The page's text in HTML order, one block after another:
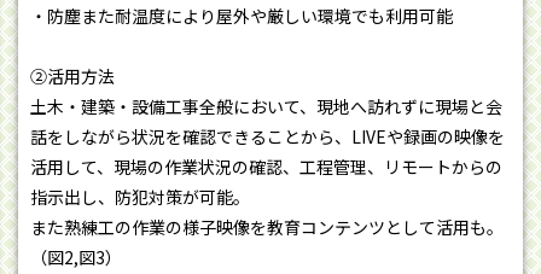
・防塵また耐温度により屋外や厳しい環境でも利用可能
②活用方法
土木・建築・設備工事全般において、現地へ訪れずに現場と会
話をしながら状況を確認できることから、LIVEや録画の映像を
活用して、現場の作業状況の確認、工程管理、リモートからの
指示出し、防犯対策が可能。
また熟練工の作業の様子映像を教育コンテンツとして活用も。
（図2,図3）